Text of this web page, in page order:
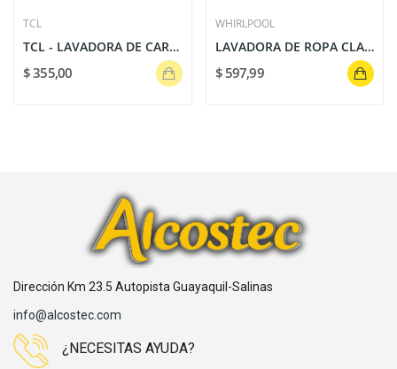
TCL
TCL - LAVADORA DE CARGA SUPERIOR DE GRAN...
$ 355,00
WHIRLPOOL
LAVADORA DE ROPA CLASICA BLANCA 38 Lbs. TOTAL...
$ 597,99
Dirección Km 23.5 Autopista Guayaquil-Salinas
info@alcostec.com
¿NECESITAS AYUDA?